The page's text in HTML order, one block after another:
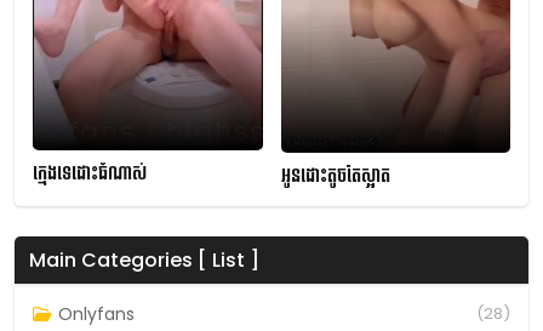
ក្មេងទេដោះធំណាស់ អូនដោះតូចតែស្អាត
Main Categories [ List ]
Onlyfans (28)